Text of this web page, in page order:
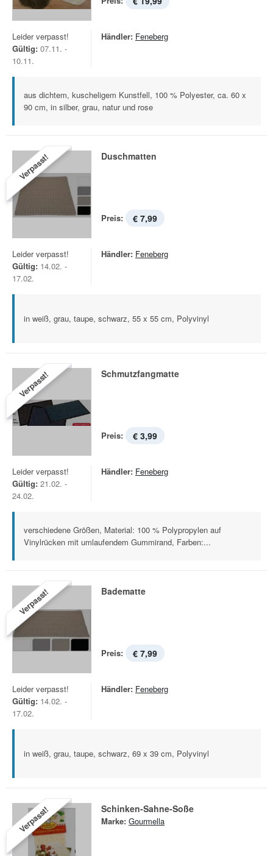
Leider verpasst!
Gültig: 07.11. -
10.11.
Händler: Feneberg
aus dichtem, kuscheligem Kunstfell, 100 % Polyester, ca. 60 x
90 cm, in silber, grau, natur und rose
Verpasst! Duschmatten
Preis: € 7,99
Leider verpasst!
Gültig: 14.02. -
17.02.
Händler: Feneberg
in weiß, grau, taupe, schwarz, 55 x 55 cm, Polyvinyl
Verpasst! Schmutzfangmatte
Preis: € 3,99
Leider verpasst!
Gültig: 21.02. -
24.02.
Händler: Feneberg
verschiedene Größen, Material: 100 % Polypropylen auf
Vinylrücken mit umlaufendem Gummirand, Farben:...
Verpasst! Badematte
Preis: € 7,99
Leider verpasst!
Gültig: 14.02. -
17.02.
Händler: Feneberg
in weiß, grau, taupe, schwarz, 69 x 39 cm, Polyvinyl
Verpasst! Schinken-Sahne-Soße
Marke: Gourmella